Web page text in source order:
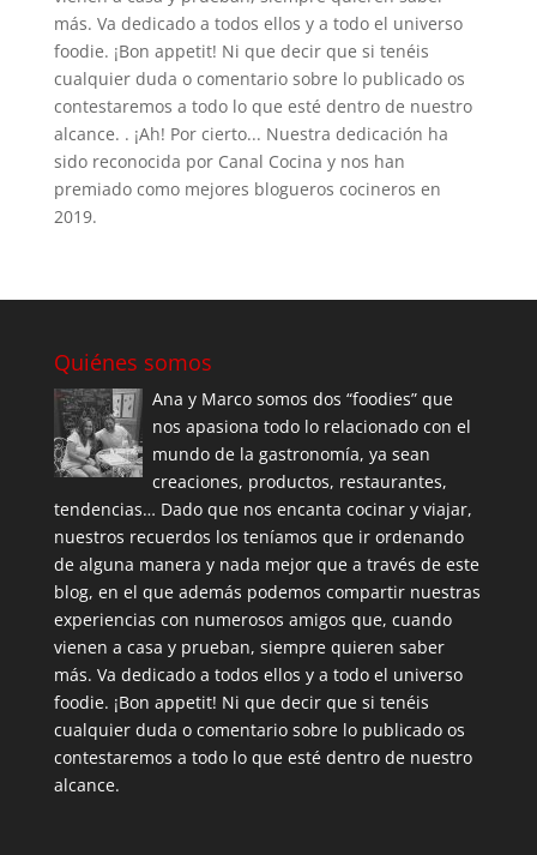
más. Va dedicado a todos ellos y a todo el universo
foodie. ¡Bon appetit! Ni que decir que si tenéis
cualquier duda o comentario sobre lo publicado os
contestaremos a todo lo que esté dentro de nuestro
alcance. . ¡Ah! Por cierto... Nuestra dedicación ha
sido reconocida por Canal Cocina y nos han
premiado como mejores blogueros cocineros en
2019.
Quiénes somos
Ana y Marco somos dos “foodies” que
nos apasiona todo lo relacionado con el
mundo de la gastronomía, ya sean
creaciones, productos, restaurantes,
tendencias… Dado que nos encanta cocinar y viajar,
nuestros recuerdos los teníamos que ir ordenando
de alguna manera y nada mejor que a través de este
blog, en el que además podemos compartir nuestras
experiencias con numerosos amigos que, cuando
vienen a casa y prueban, siempre quieren saber
más. Va dedicado a todos ellos y a todo el universo
foodie. ¡Bon appetit! Ni que decir que si tenéis
cualquier duda o comentario sobre lo publicado os
contestaremos a todo lo que esté dentro de nuestro
alcance.